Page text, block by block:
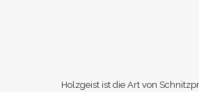
Holzgeist ist die Art von